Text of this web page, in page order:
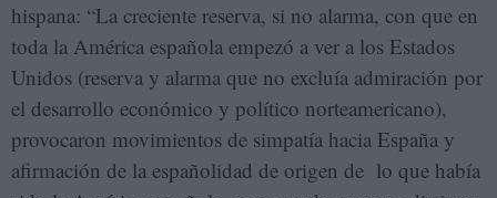
hispana: “La creciente reserva, si no alarma, con que en
toda la América española empezó a ver a los Estados
Unidos (reserva y alarma que no excluía admiración por
el desarrollo económico y político norteamericano),
provocaron movimientos de simpatía hacia España y
afirmación de la españolidad de origen de lo que había